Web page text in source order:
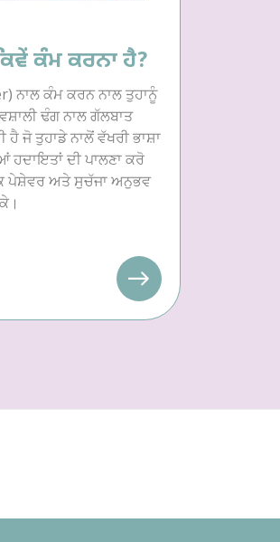
ਕੰਮ ਕਰਨਾ ਹੈ?
ਨਾਲ ਕੰਮ ਕਰਨ ਨਾਲ ਤੁਹਾਨੂੰ
ਢੰਗ ਨਾਲ ਗੱਲਬਾਤ
ਜੋ ਤੁਹਾਡੇ ਨਾਲੋਂ ਵੱਖਰੀ ਭਾਸ਼ਾ
ਹਦਾਇਤਾਂ ਦੀ ਪਾਲਣਾ ਕਰੋ
ਪੇਸ਼ੇਵਰ ਅਤੇ ਸੁਚੱਜਾ ਅਨੁਭਵ